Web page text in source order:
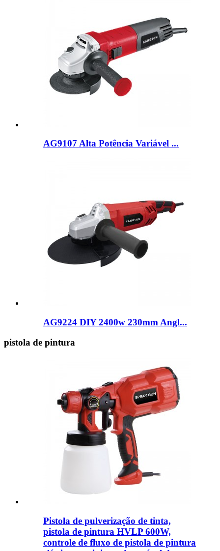
AG9107 Alta Potência Variável ...
AG9224 DIY 2400w 230mm Angl...
pistola de pintura
Pistola de pulverização de tinta,
pistola de pintura HVLP 600W,
controle de fluxo de pistola de pintura